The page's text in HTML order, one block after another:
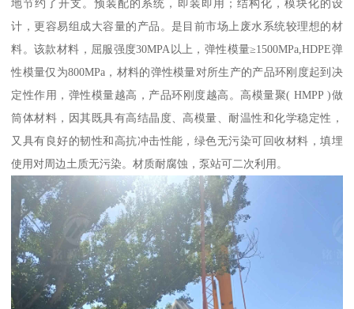
地节约了开支。预装配的系统，即装即用；结构化，模块化的设
计，更容易组成大容量的产品。是目前市场上废水系统较理想的材
料。该款材料，屈服强度30MPA以上，弹性模量≥1500MPa,HDPE弹
性模量仅为800MPa，材料的弹性模量对所生产的产品环刚度起到决
定性作用，弹性模量越高，产品环刚度越高。高模量聚( HMPP )做
筒体材料，因其既具有高结晶度、高模量、耐温性和化学稳定性，
又具有良好的韧性和高抗冲击性能，绿色无污染可回收材料，填埋
使用对周边土质无污染。材质耐腐蚀，泵站可二次利用。